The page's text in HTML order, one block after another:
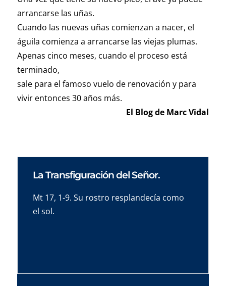
arrancarse las uñas.
Cuando las nuevas uñas comienzan a nacer, el
águila comienza a arrancarse las viejas plumas.
Apenas cinco meses, cuando el proceso está
terminado,
sale para el famoso vuelo de renovación y para
vivir entonces 30 años más.
El Blog de Marc Vidal
La Transfiguración del Señor.
Mt 17, 1-9. Su rostro resplandecía como
el sol.